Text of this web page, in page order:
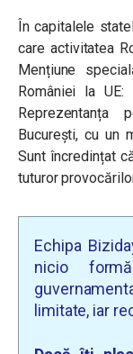
În capitalele
care activitatea
Mențiune
României la
București, cu un
Sunt încredințat
tuturor
Echipa
nicio
limitate, iar